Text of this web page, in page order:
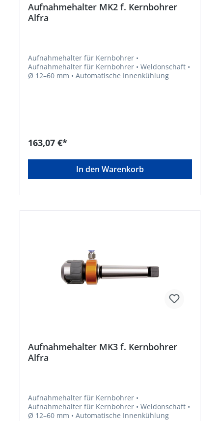
Aufnahmehalter MK2 f. Kernbohrer
Alfra
Aufnahmehalter für Kernbohrer •
Aufnahmehalter für Kernbohrer • Weldonschaft •
Ø 12–60 mm • Automatische Innenkühlung
163,07 €*
In den Warenkorb
Aufnahmehalter MK3 f. Kernbohrer
Alfra
Aufnahmehalter für Kernbohrer •
Aufnahmehalter für Kernbohrer • Weldonschaft •
Ø 12–60 mm • Automatische Innenkühlung